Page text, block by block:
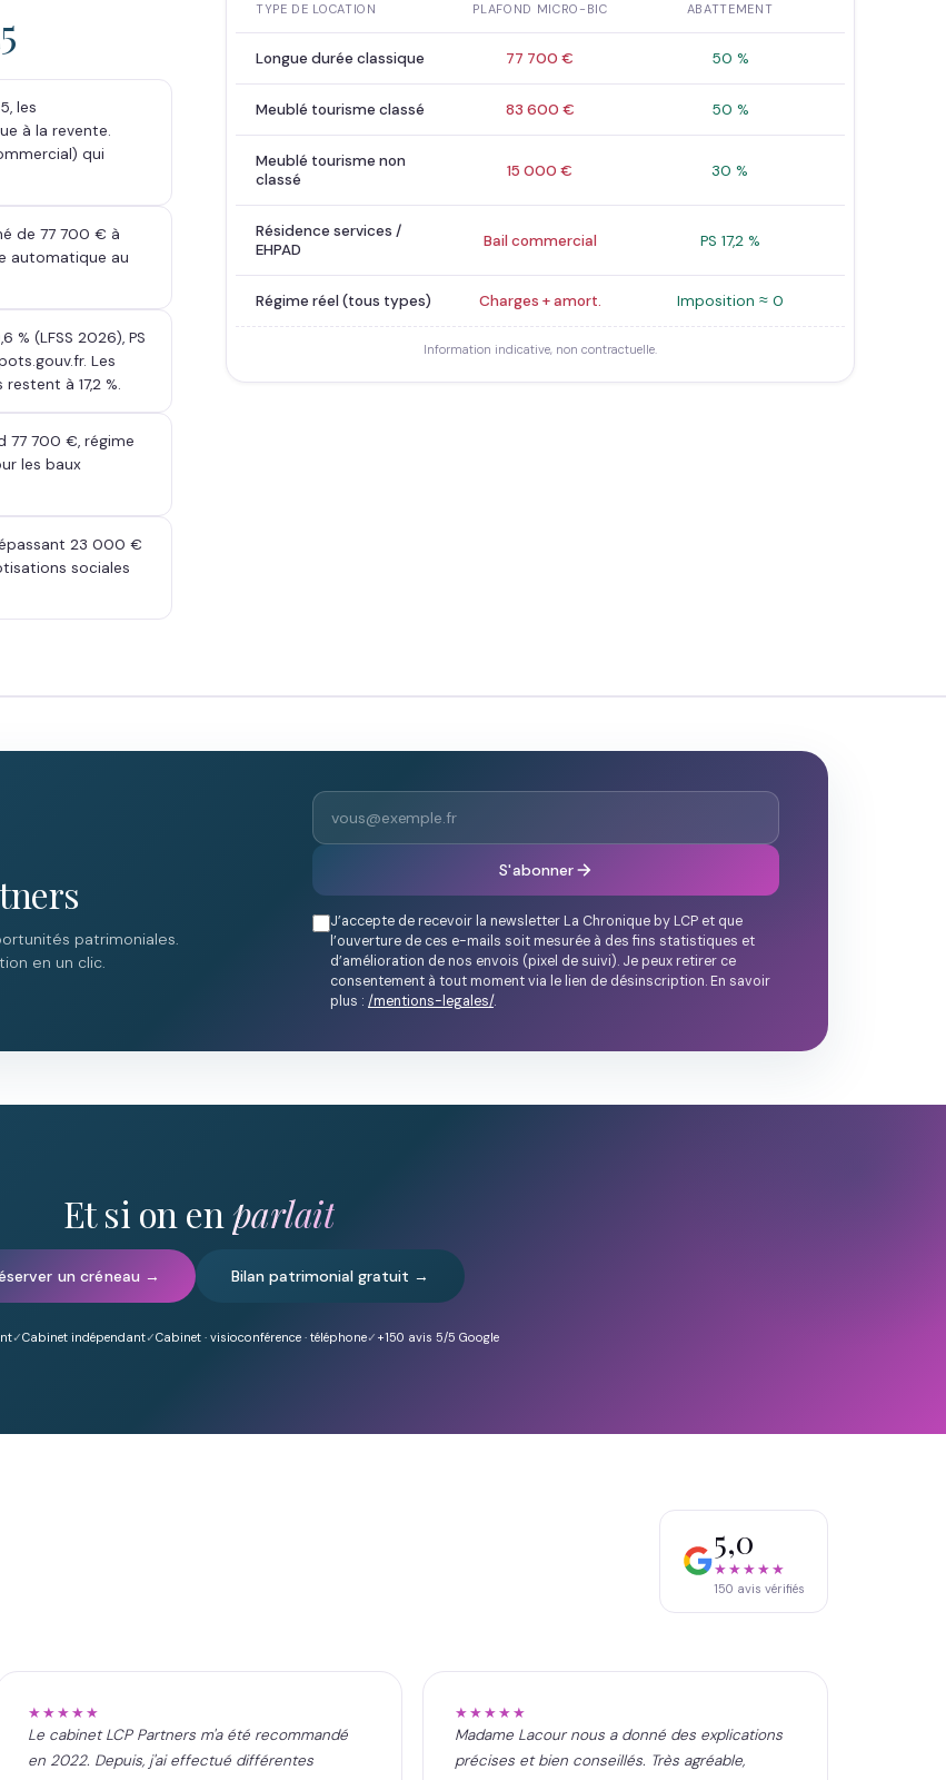
les
à la revente.
qui
de 77 700 € à
automatique au
% (LFSS 2026), PS
Les
à 17,2 %.
77 700 €, régime
les baux
23 000 €
sociales
TYPE DE LOCATION PLAFOND MICRO-BIC ABATTEMENT
Longue durée classique 77 700 € 50 %
Meublé tourisme classé 83 600 € 50 %
Meublé tourisme non
classé
15 000 € 30 %
Résidence services /
EHPAD
Bail commercial PS 17,2 %
Régime réel (tous types) Charges + amort. Imposition ≈ 0
Information indicative, non contractuelle.
patrimoniales.
en un clic.
S'abonner
J’accepte de recevoir la newsletter La Chronique by LCP et que
l’ouverture de ces e-mails soit mesurée à des fins statistiques et
d’amélioration de nos envois (pixel de suivi). Je peux retirer ce
consentement à tout moment via le lien de désinscription. En savoir
plus : /mentions-legales/.
Et si on en parlait
un créneau → Bilan patrimonial gratuit →
Cabinet indépendant Cabinet · visioconférence · téléphone +150 avis 5/5 Google
5,0
★★★★★
150 avis vérifiés
★★★★★
Le cabinet LCP Partners m'a été recommandé
en 2022. Depuis, j'ai effectué différentes
★★★★★
Madame Lacour nous a donné des explications
précises et bien conseillés. Très agréable,